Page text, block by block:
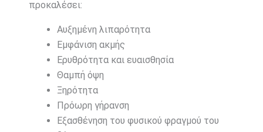
προκαλέσει:
Αυξημένη λιπαρότητα
Εμφάνιση ακμής
Ερυθρότητα και ευαισθησία
Θαμπή όψη
Ξηρότητα
Πρόωρη γήρανση
Εξασθένηση του φυσικού φραγμού του